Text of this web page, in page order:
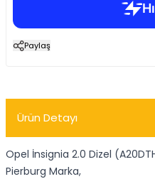
Paylaş
Ürün Detayı
Opel İnsignia 2.0 Dizel
Pierburg Marka,